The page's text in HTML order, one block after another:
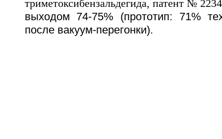
выходом 74-75% (прототип: 71%
после вакуум-перегонки).